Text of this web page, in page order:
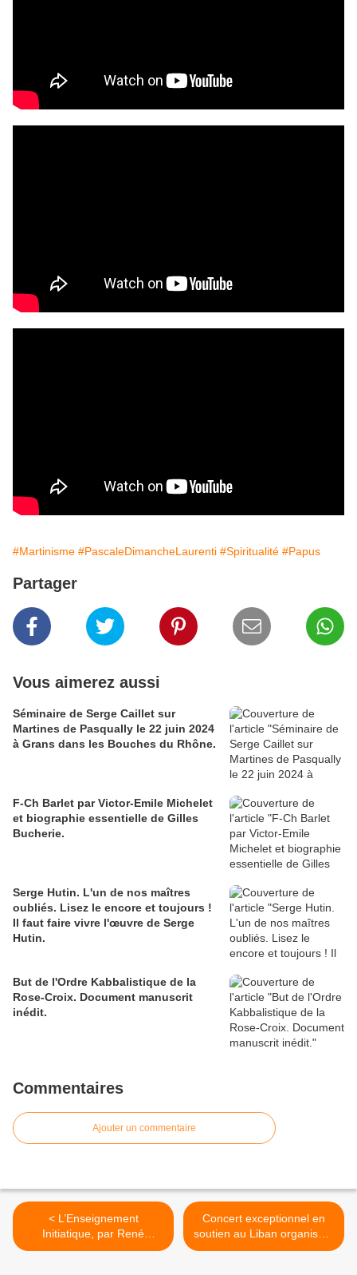
#Martinisme #PascaleDimancheLaurenti #Spiritualité #Papus
Partager
Vous aimerez aussi
Séminaire de Serge Caillet sur
Martines de Pasqually le 22 juin 2024
à Grans dans les Bouches du Rhône.
F-Ch Barlet par Victor-Emile Michelet
et biographie essentielle de Gilles
Bucherie.
Serge Hutin. L'un de nos maîtres
oubliés. Lisez le encore et toujours !
Il faut faire vivre l'œuvre de Serge
Hutin.
But de l'Ordre Kabbalistique de la
Rose-Croix. Document manuscrit
inédit.
Commentaires
Ajouter un commentaire
< L’Enseignement
Initiatique, par René
Guénon, publié dans la
Concert exceptionnel en
soutien au Liban organisé à
l'Institut du Monde arabe le